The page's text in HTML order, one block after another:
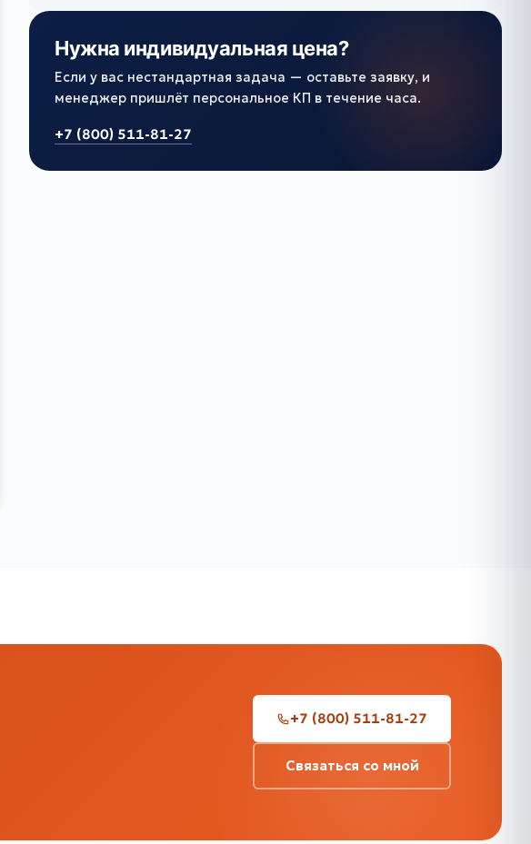
Нужна индивидуальная цена?
Если у вас нестандартная задача — оставьте заявку, и
менеджер пришлёт персональное КП в течение часа.
+7 (800) 511-81-27
+7 (800) 511-81-27
Связаться со мной